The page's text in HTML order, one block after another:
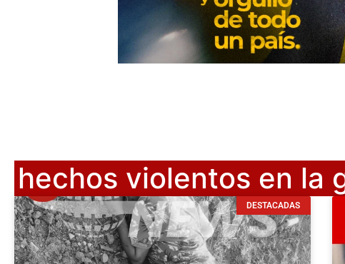
hechos violentos en la
DESTACADAS